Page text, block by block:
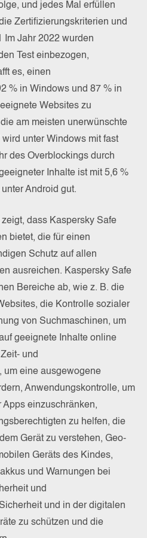
und jedes Mal erfüllen
Zertifizierungskriterien und
Im Jahr 2022 wurden
Test einbezogen,
es, einen
% in Windows und 87 % in
Websites zu
am meisten unerwünschte
unter Windows mit fast
des Overblockings durch
Inhalte ist mit 5,6 %
Android gut.
dass Kaspersky Safe
bietet, die für einen
Schutz auf allen
ausreichen. Kaspersky Safe
Bereiche ab, wie z. B. die
die Kontrolle sozialer
von Suchmaschinen, um
geeignete Inhalte online
und
um eine ausgewogene
Anwendungskontrolle, um
einzuschränken,
zu helfen, die
Gerät zu verstehen, Geo-
Geräts des Kindes,
und Warnungen bei
und
und in der digitalen
zu schützen und die